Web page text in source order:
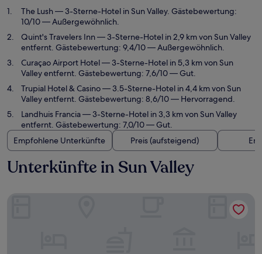
The Lush— 3-Sterne-Hotel in Sun Valley. Gästebewertung:
10/10 — Außergewöhnlich.
Quint's Travelers Inn— 3-Sterne-Hotel in 2,9 km von Sun Valley
entfernt. Gästebewertung: 9,4/10 — Außergewöhnlich.
Curaçao Airport Hotel— 3-Sterne-Hotel in 5,3 km von Sun
Valley entfernt. Gästebewertung: 7,6/10 — Gut.
Trupial Hotel & Casino— 3.5-Sterne-Hotel in 4,4 km von Sun
Valley entfernt. Gästebewertung: 8,6/10 — Hervorragend.
Landhuis Francia— 3-Sterne-Hotel in 3,3 km von Sun Valley
entfernt. Gästebewertung: 7,0/10 — Gut.
Empfohlene Unterkünfte
Preis (aufsteigend)
Unterkünfte in Sun Valley